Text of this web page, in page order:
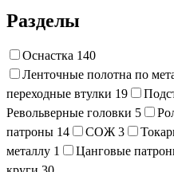
Разделы
Оснастка 140
Ленточные полотна по
переходные втулки 19
Револьверные головки 5
патроны 14 СОЖ 3
металлу 1 Цанговые